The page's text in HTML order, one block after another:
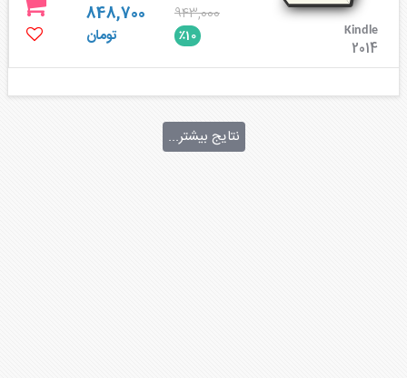
Kindle
2014
943,000
٪10
848,700
تومان
نتایج بیشتر...